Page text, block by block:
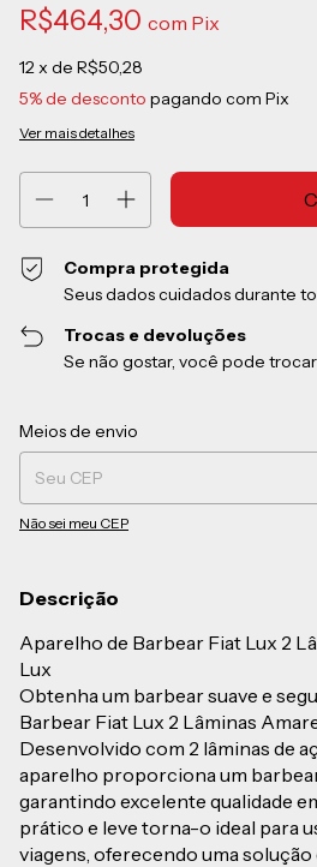
R$464,30 com Pix
12x de R$50,28
5% de desconto pagando com Pix
Ver mais detalhes
Compra protegida
Seus dados cuidados durante
Trocas e devoluções
Se não gostar, você pode
Entregas para o CEP:
Meios de envio
Não sei meu CEP
Descrição
Aparelho de Barbear Fiat Lux 2
Lux
Obtenha um barbear suave e
Barbear Fiat Lux 2 Lâminas
Desenvolvido com 2 lâminas de
aparelho proporciona um
garantindo excelente qualidade
prático e leve torna-o ideal para
viagens, oferecendo uma